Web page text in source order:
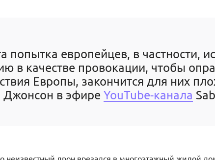
попытка европейцев, в частности,
в качестве провокации, чтобы
Европы, закончится для них
Джонсон в эфире YouTube-канала
неизвестный дрон врезался в многоэтажный жилой